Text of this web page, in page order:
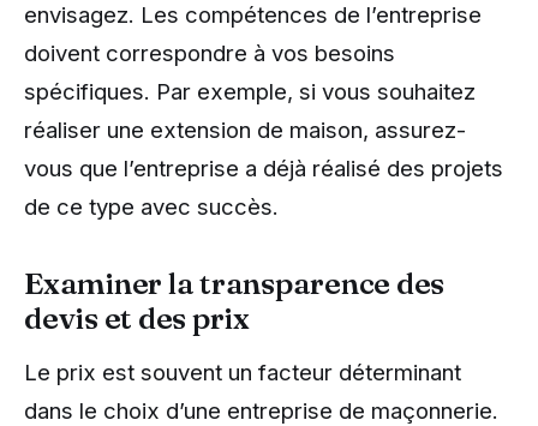
envisagez. Les compétences de l’entreprise
doivent correspondre à vos besoins
spécifiques. Par exemple, si vous souhaitez
réaliser une extension de maison, assurez-
vous que l’entreprise a déjà réalisé des projets
de ce type avec succès.
Examiner la transparence des
devis et des prix
Le prix est souvent un facteur déterminant
dans le choix d’une entreprise de maçonnerie.